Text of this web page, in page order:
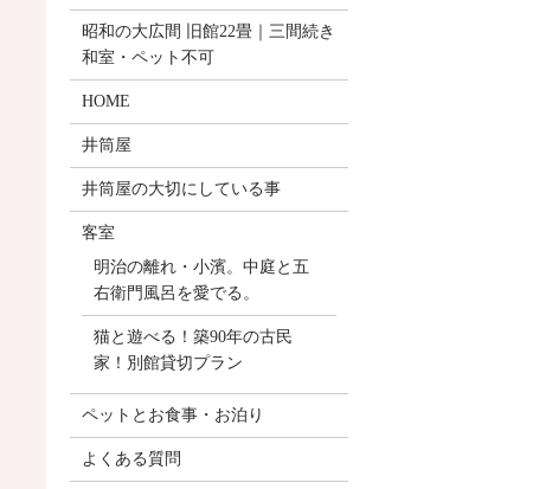
昭和の大広間 旧館22畳｜三間続き
和室・ペット不可
HOME
井筒屋
井筒屋の大切にしている事
客室
明治の離れ・小濱。中庭と五
右衛門風呂を愛でる。
猫と遊べる！築90年の古民
家！別館貸切プラン
ペットとお食事・お泊り
よくある質問